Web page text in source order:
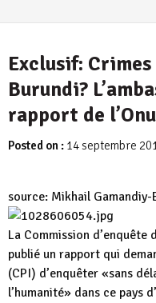
Exclusif:
Burundi?
rapport de l’Onu
Posted on : 14 septembre
source: Mikhail
La Commission d’enquête
publié un rapport qui
(CPI) d’enquêter «sans
l’humanité» dans ce pays